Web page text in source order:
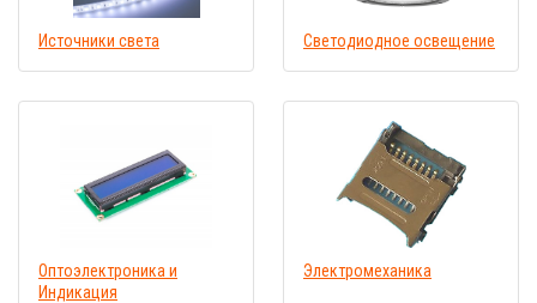
Источники света Светодиодное освещение
Оптоэлектроника и
Индикация
Электромеханика